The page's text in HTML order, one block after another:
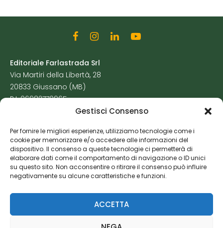
Gestisci Consenso
Per fornire le migliori esperienze, utilizziamo tecnologie come i
cookie per memorizzare e/o accedere alle informazioni del
dispositivo. Il consenso a queste tecnologie ci permetterà di
elaborare dati come il comportamento di navigazione o ID unici
su questo sito. Non acconsentire o ritirare il consenso può influire
negativamente su alcune caratteristiche e funzioni.
ACCETTA
Editoriale Farlastrada Srl
Via Martiri della Libertà, 28
20833 Giussano (MB)
P.I. 06982770965
Cookie Policy
Risorse Aggiuntive